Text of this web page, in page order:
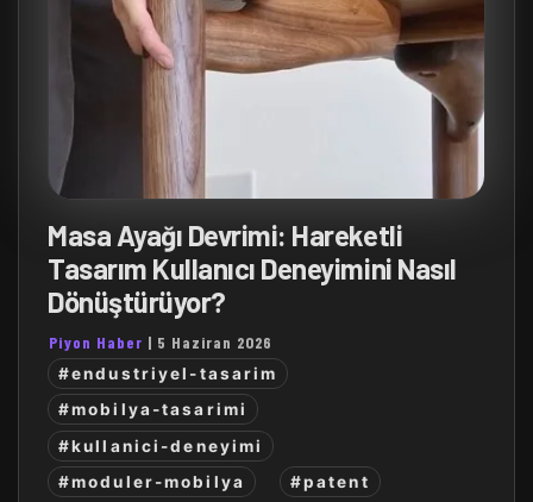
Masa Ayağı Devrimi: Hareketli
Tasarım Kullanıcı Deneyimini Nasıl
Dönüştürüyor?
Piyon Haber | 5 Haziran 2026
#endustriyel-tasarim
#mobilya-tasarimi
#kullanici-deneyimi
#moduler-mobilya
#patent